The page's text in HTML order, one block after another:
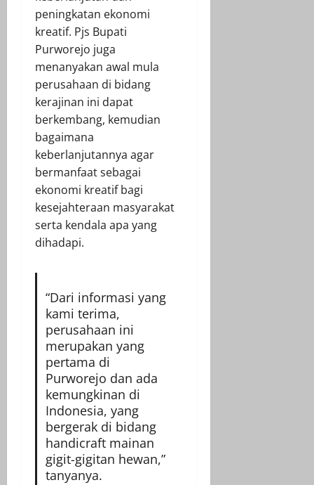
peningkatan ekonomi
kreatif. Pjs Bupati
Purworejo juga
menanyakan awal mula
perusahaan di bidang
kerajinan ini dapat
berkembang, kemudian
bagaimana
keberlanjutannya agar
bermanfaat sebagai
ekonomi kreatif bagi
kesejahteraan masyarakat
serta kendala apa yang
dihadapi.
“Dari informasi yang
kami terima,
perusahaan ini
merupakan yang
pertama di
Purworejo dan ada
kemungkinan di
Indonesia, yang
bergerak di bidang
handicraft mainan
gigit-gigitan hewan,”
tanyanya.